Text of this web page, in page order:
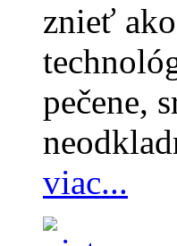
znieť
pečene,
viac...